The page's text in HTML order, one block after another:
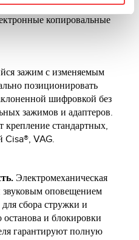
устройство,
копировальные
зажим с изменяемым
позиционировать
шифровкой без
зажимов и адаптеров.
крепление стандартных,
Cisa®, VAG.
Электромеханическая
звуковым оповещением
сбора стружки и
останова и блокировки
гарантируют полную